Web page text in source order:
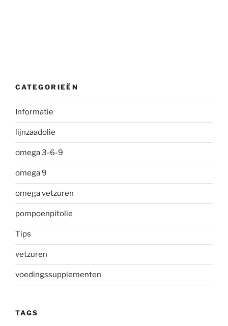
CATEGORIEËN
Informatie
lijnzaadolie
omega 3-6-9
omega 9
omega vetzuren
pompoenpitolie
Tips
vetzuren
voedingssupplementen
TAGS